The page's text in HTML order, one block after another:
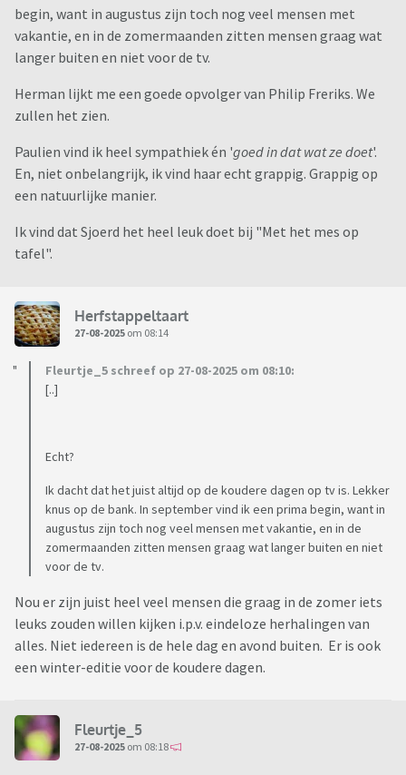
begin, want in augustus zijn toch nog veel mensen met
vakantie, en in de zomermaanden zitten mensen graag wat
langer buiten en niet voor de tv.
Herman lijkt me een goede opvolger van Philip Freriks. We
zullen het zien.
Paulien vind ik heel sympathiek én 'goed in dat wat ze doet'.
En, niet onbelangrijk, ik vind haar echt grappig. Grappig op
een natuurlijke manier.
Ik vind dat Sjoerd het heel leuk doet bij "Met het mes op
tafel".
Herfstappeltaart
27-08-2025 om 08:14
Fleurtje_5 schreef op 27-08-2025 om 08:10:
[..]
Echt?
Ik dacht dat het juist altijd op de koudere dagen op tv is. Lekker
knus op de bank. In september vind ik een prima begin, want in
augustus zijn toch nog veel mensen met vakantie, en in de
zomermaanden zitten mensen graag wat langer buiten en niet
voor de tv.
Nou er zijn juist heel veel mensen die graag in de zomer iets
leuks zouden willen kijken i.p.v. eindeloze herhalingen van
alles. Niet iedereen is de hele dag en avond buiten. Er is ook
een winter-editie voor de koudere dagen.
Fleurtje_5
27-08-2025 om 08:18